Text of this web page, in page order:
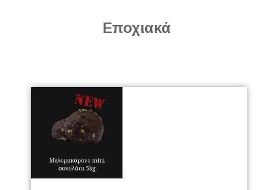
Εποχιακά